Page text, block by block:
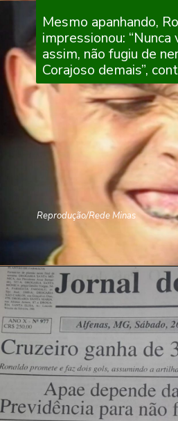
Mesmo apanhando,
impressionou:
assim, não fugiu de
Corajoso demais”,
Reprodução/Rede Minas